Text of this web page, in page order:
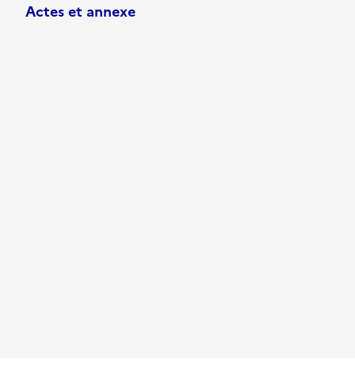
Actes et annexe